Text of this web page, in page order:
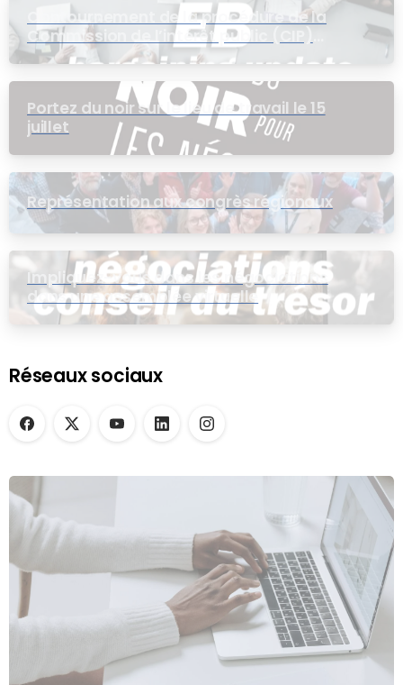
Contournement de la procédure de la
Commission de l’intérêt public (CIP)
pour le groupe EB
Portez du noir sur le lieu de travail le 15
juillet
Représentation aux congrès régionaux
Impliquez-vous dans les négociations
dans une assemblée virtuelle
Réseaux sociaux